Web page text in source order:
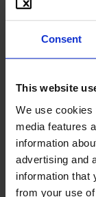
Consent
This website
We use cookies
media features
information
advertising and
information that
from your use